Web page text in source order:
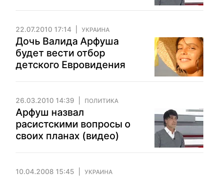
22.07.2010 17:14 УКРАИНА
Дочь Валида Арфуша
будет вести отбор
детского Евровидения
26.03.2010 14:39 ПОЛИТИКА
Арфуш назвал
расистскими вопросы о
своих планах (видео)
10.04.2008 15:45 УКРАИНА